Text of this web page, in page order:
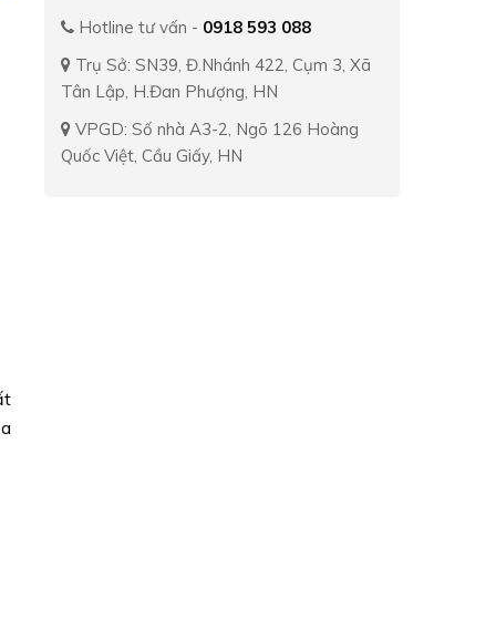
Hotline tư vấn - 0918 593 088
Trụ Sở: SN39, Đ.Nhánh 422, Cụm 3, Xã
Tân Lập, H.Đan Phượng, HN
VPGD: Số nhà A3-2, Ngõ 126 Hoàng
Quốc Việt, Cầu Giấy, HN